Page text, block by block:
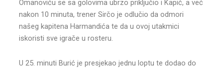
Omanoviću se sa golovima ubrzo priključio i Kapić, a već
nakon 10 minuta, trener Sirčo je odlučio da odmori
našeg kapitena Harmandića te da u ovoj utakmici
iskoristi sve igrače u rosteru.
U 25. minuti Burić je presjekao jednu loptu te dodao do